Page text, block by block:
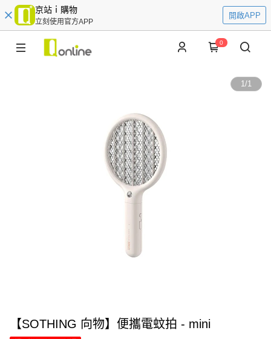
京站ｉ購物
立刻使用官方APP
開啟APP
0
1/1
【SOTHING 向物】便攜電蚊拍 - mini